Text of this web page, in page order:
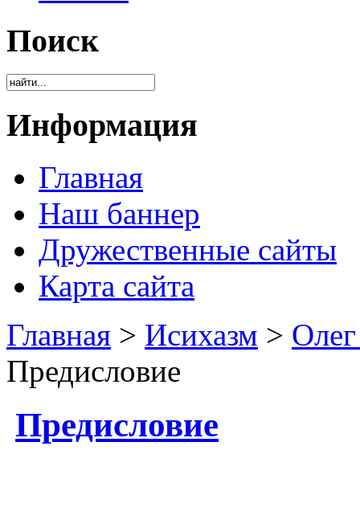
Поиск
Информация
Главная
Наш баннер
Дружественные сайты
Карта сайта
Главная > Исихазм >
Предисловие
Предисловие